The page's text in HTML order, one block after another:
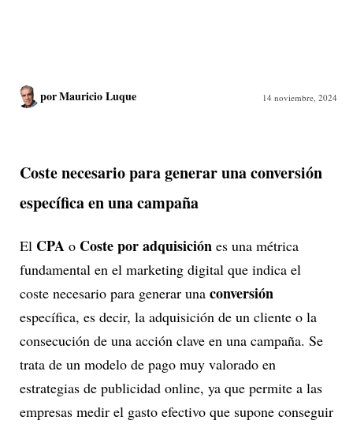
porMauricio Luque 14 noviembre, 2024
Coste necesario para generar una conversión
específica en una campaña
El CPA o Coste por adquisición es una métrica
fundamental en el marketing digital que indica el
coste necesario para generar una conversión
específica, es decir, la adquisición de un cliente o la
consecución de una acción clave en una campaña. Se
trata de un modelo de pago muy valorado en
estrategias de publicidad online, ya que permite a las
empresas medir el gasto efectivo que supone conseguir